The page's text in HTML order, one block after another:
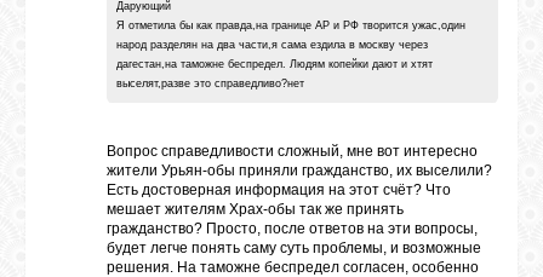
Дарующий
Я отметила бы как правда,на границе АР и РФ творится ужас,один
народ разделян на два части,я сама ездила в москву через
дагестан,на таможне беспредел. Людям копейки дают и хтят
выселят,разве это справедливо?нет
Вопрос справедливости сложный, мне вот интересно
жители Урьян-обы приняли гражданство, их выселили?
Есть достоверная информация на этот счёт? Что
мешает жителям Храх-обы так же принять
гражданство? Просто, после ответов на эти вопросы,
будет легче понять саму суть проблемы, и возможные
решения. На таможне беспредел согласен, особенно